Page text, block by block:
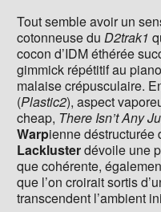
Tout semble avoir un
cotonneuse du D2trak1
cocon d’IDM éthérée
gimmick répétitif au
malaise crépusculaire.
(Plastic2), aspect
cheap, There Isn’t Any
Warpienne déstructurée
Lacklusterdévoile une
que cohérente,
que l’on croirait sortis
transcendent l’ambient